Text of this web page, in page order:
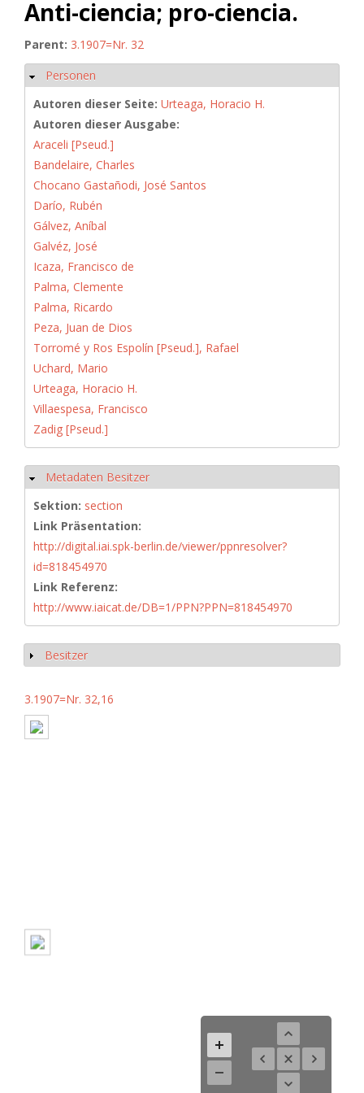
Anti-ciencia; pro-ciencia.
Parent: 3.1907=Nr. 32
Ausblenden
Personen
Autoren dieser Seite: Urteaga, Horacio H.
Autoren dieser Ausgabe:
Araceli [Pseud.]
Bandelaire, Charles
Chocano Gastañodi, José Santos
Darío, Rubén
Gálvez, Aníbal
Galvéz, José
Icaza, Francisco de
Palma, Clemente
Palma, Ricardo
Peza, Juan de Dios
Torromé y Ros Espolín [Pseud.], Rafael
Uchard, Mario
Urteaga, Horacio H.
Villaespesa, Francisco
Zadig [Pseud.]
Ausblenden
Metadaten Besitzer
Sektion: section
Link Präsentation:
http://digital.iai.spk-berlin.de/viewer/ppnresolver?
id=818454970
Link Referenz:
http://www.iaicat.de/DB=1/PPN?PPN=818454970
Anzeigen
Besitzer
3.1907=Nr. 32,16